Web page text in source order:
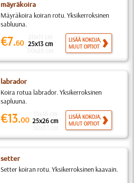
mäyräkoira
Mäyräkoira koiran rotu. Yksikerroksinen
sabluuna.
€7.60 25x13 cm
LISÄÄ KOKOJA,
MUUT OPTIOT
labrador
Koira rotua labrador. Yksikerroksinen
sapluuna.
€13.00 25x26 cm
LISÄÄ KOKOJA,
MUUT OPTIOT
setter
Setter koiran rotu. Yksikerroksinen kaavain.